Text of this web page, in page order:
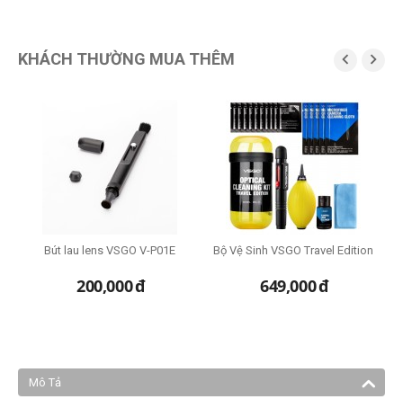
KHÁCH THƯỜNG MUA THÊM  
Bút lau lens VSGO V-P01E
200,000đ
Bộ Vệ Sinh VSGO Travel Edition
649,000đ
Mô Tả